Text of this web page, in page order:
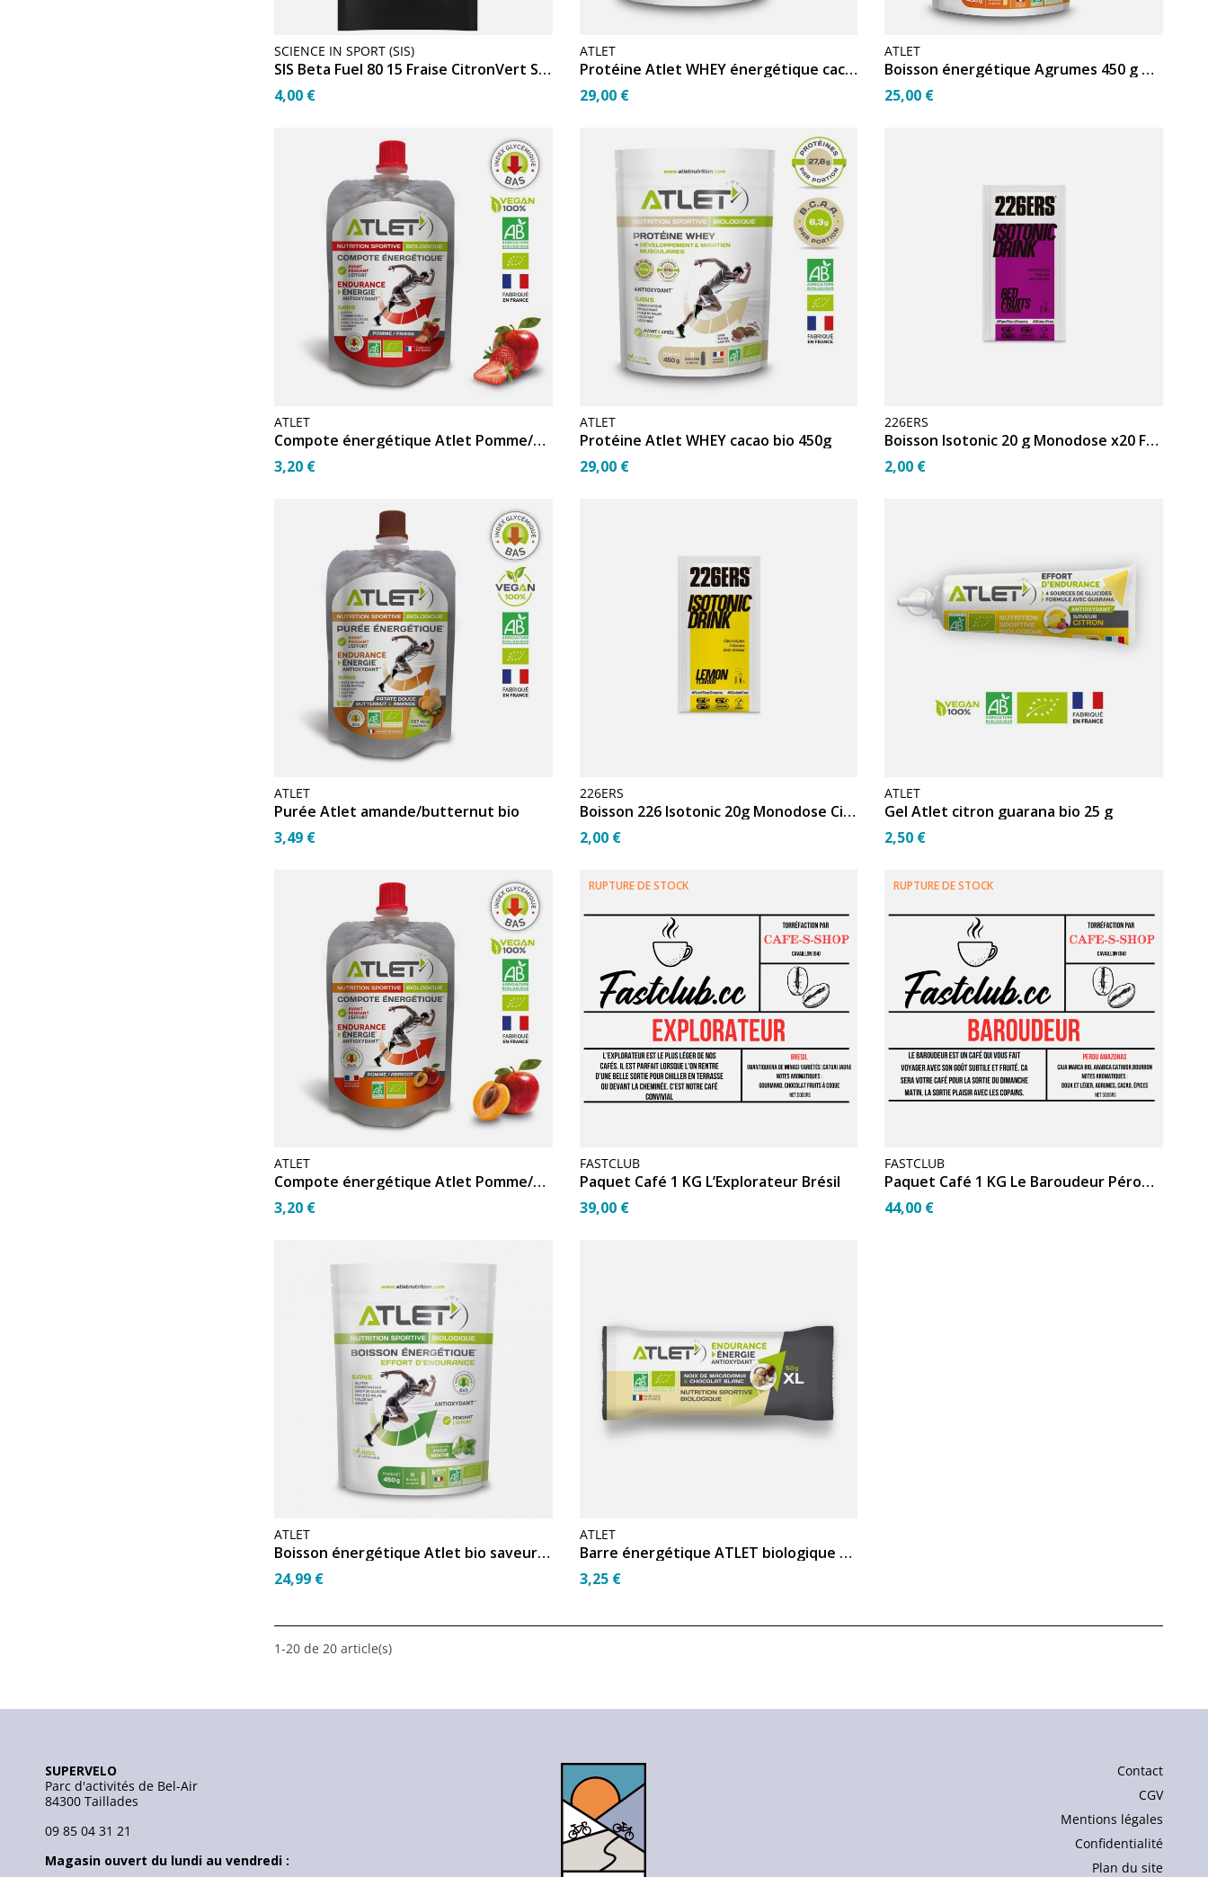
SCIENCE IN SPORT (SIS)
SIS Beta Fuel 80 15 Fraise CitronVert Sachet 82g
4,00 €
ATLET
Protéine Atlet WHEY énergétique cacao bio 450g
29,00 €
ATLET
Boisson énergétique Agrumes 450 g Bio Gluten Free
25,00 €
ATLET
Compote énergétique Atlet Pomme/Fraise bio
3,20 €
ATLET
Protéine Atlet WHEY cacao bio 450g
29,00 €
226ERS
Boisson Isotonic 20 g Monodose x20 Fruits Rouges R202
2,00 €
ATLET
Purée Atlet amande/butternut bio
3,49 €
226ERS
Boisson 226 Isotonic 20g Monodose Citron
2,00 €
ATLET
Gel Atlet citron guarana bio 25 g
2,50 €
ATLET
Compote énergétique Atlet Pomme/Abricot bio
3,20 €
RUPTURE DE STOCK
FASTCLUB
Paquet Café 1 KG L’Explorateur Brésil
39,00 €
RUPTURE DE STOCK
FASTCLUB
Paquet Café 1 KG Le Baroudeur Pérou bio
44,00 €
ATLET
Boisson énergétique Atlet bio saveur menthe 450 g
24,99 €
ATLET
Barre énergétique ATLET biologique noix de macadamia...
3,25 €
1-20 de 20 article(s)
SUPERVELO
Parc d'activités de Bel-Air
84300 Taillades
09 85 04 31 21
Magasin ouvert du lundi au vendredi :
Contact
CGV
Mentions légales
Confidentialité
Plan du site